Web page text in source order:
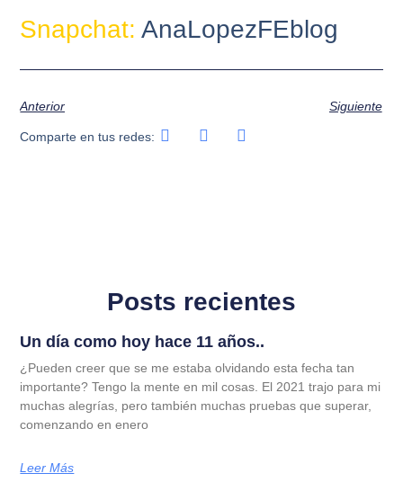
Snapchat: AnaLopezFEblog
Anterior Siguiente
Comparte en tus redes:
Posts recientes
Un día como hoy hace 11 años..
¿Pueden creer que se me estaba olvidando esta fecha tan
importante? Tengo la mente en mil cosas. El 2021 trajo para mi
muchas alegrías, pero también muchas pruebas que superar,
comenzando en enero
Leer Más